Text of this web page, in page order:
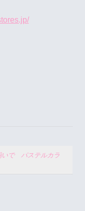
いで パステルカラ